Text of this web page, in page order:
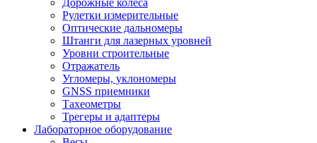
Дорожные колеса
Рулетки измерительные
Оптические дальномеры
Штанги для лазерных уровней
Уровни строительные
Отражатель
Угломеры, уклономеры
GNSS приемники
Тахеометры
Трегеры и адаптеры
Лабораторное оборудование